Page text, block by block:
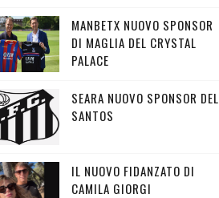
MANBETX NUOVO SPONSOR
DI MAGLIA DEL CRYSTAL
PALACE
SEARA NUOVO SPONSOR DEL
SANTOS
IL NUOVO FIDANZATO DI
CAMILA GIORGI